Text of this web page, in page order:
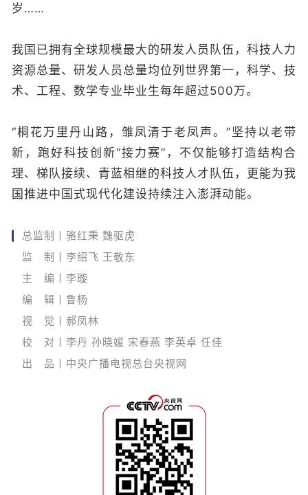
岁……
我国已拥有全球规模最大的研发人员队伍，科技人力
资源总量、研发人员总量均位列世界第一，科学、技
术、工程、数学专业毕业生每年超过500万。
“桐花万里丹山路，雏凤清于老凤声。”坚持以老带
新，跑好科技创新“接力赛”，不仅能够打造结构合
理、梯队接续、青蓝相继的科技人才队伍，更能为我
国推进中国式现代化建设持续注入澎湃动能。
总监制丨骆红秉 魏驱虎
监 制丨李绍飞 王敬东
主 编丨李璇
编 辑丨鲁杨
视 觉丨郝凤林
校 对丨李丹 孙晓媛 宋春燕 李英卓 任佳
出 品丨中央广播电视总台央视网